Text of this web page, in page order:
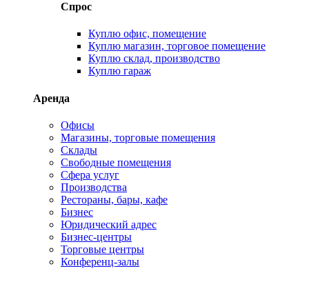
Спрос
Куплю офис, помещение
Куплю магазин, торговое помещение
Куплю склад, производство
Куплю гараж
Аренда
Офисы
Магазины, торговые помещения
Склады
Свободные помещения
Сфера услуг
Производства
Рестораны, бары, кафе
Бизнес
Юридический адрес
Бизнес-центры
Торговые центры
Конференц-залы